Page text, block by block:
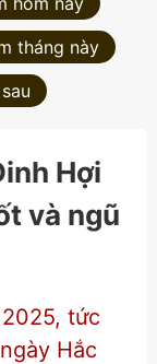
tháng này
Hợi
và ngũ
tức
Hắc